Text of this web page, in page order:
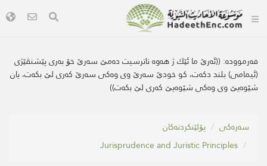
فەرموودە: ((ئه‌رێ ما ئێك ژ هه‌وه ناترسیت ده‌مێ سه‌رێ خۆ به‌ری پێشنڤێژی
(ئیمامی) بلند دكه‌ت، كو خودێ سه‌رێ وی وه‌كی‌ سه‌رێ كه‌ری لێ بكه‌ت، یان
شێوه‌یێ وی وه‌كی شێوه‌یێ كه‌ری لێ بكه‌ت))
سه‌ره‌كی
پۆلێنکردنەکان
Jurisprudence and Juristic Principles